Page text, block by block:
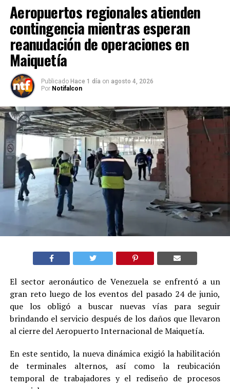
Aeropuertos regionales atienden
contingencia mientras esperan
reanudación de operaciones en
Maiquetía
Publicado Hace 1 día on agosto 4, 2026
Por Notifalcon
El sector aeronáutico de Venezuela se enfrentó a un
gran reto luego de los eventos del pasado 24 de junio,
que los obligó a buscar nuevas vías para seguir
brindando el servicio después de los daños que llevaron
al cierre del Aeropuerto Internacional de Maiquetía.
En este sentido, la nueva dinámica exigió la habilitación
de terminales alternos, así como la reubicación
temporal de trabajadores y el rediseño de procesos